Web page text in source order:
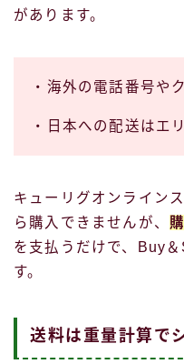
があります。
・海外の電話番号や
・日本への配送はエ
キューリグオンライン
ら購入できませんが、
を支払うだけで、Buy
す。
送料は重量計算で